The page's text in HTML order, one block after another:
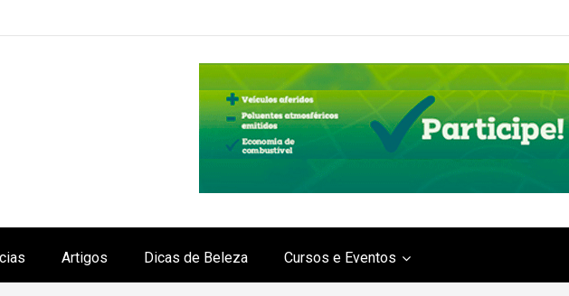
Artigos Dicas de Beleza Cursos e Eventos